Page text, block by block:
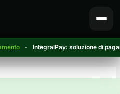
- IntegralPay: soluzione di